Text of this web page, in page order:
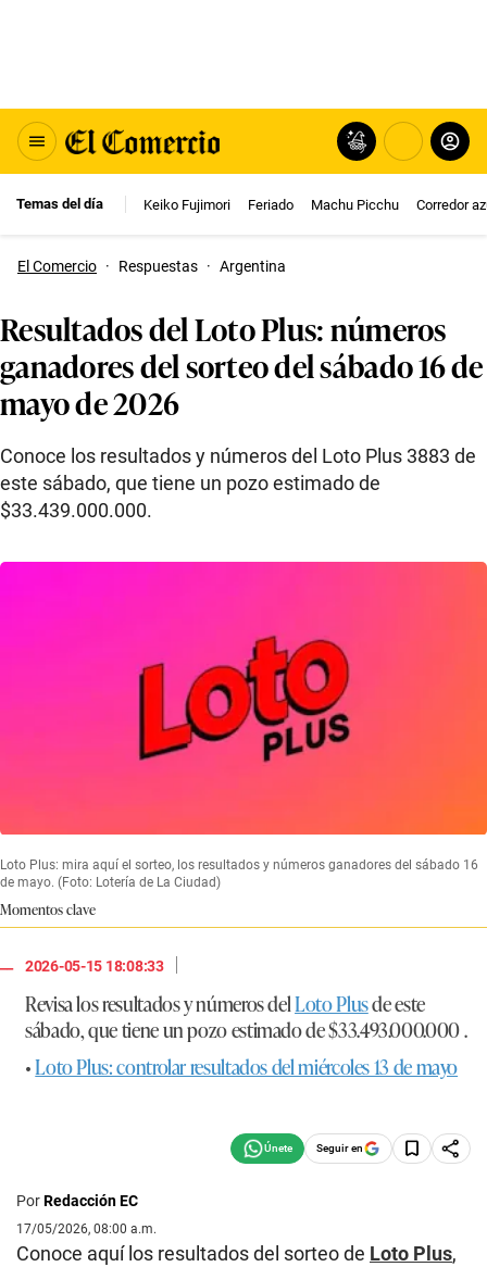
Temas del día Keiko Fujimori Feriado Machu Picchu Corredor
El Comercio · Respuestas · Argentina
Resultados del Loto Plus: números
ganadores del sorteo del sábado 16 de
mayo de 2026
Conoce los resultados y números del Loto Plus 3883 de
este sábado, que tiene un pozo estimado de
$33.439.000.000.
Loto Plus: mira aquí el sorteo, los resultados y números ganadores del sábado 16
de mayo. (Foto: Lotería de La Ciudad)
Momentos clave
2026-05-15 18:08:33
|
Revisa los resultados y números delLoto Plusde este
sábado, que tiene un pozo estimado de $33.493.000.000 .
•Loto Plus: controlar resultados del miércoles 13 de mayo
Seguir en
PorRedacción EC
17/05/2026, 08:00 a.m.
Conoce aquí los resultados del sorteo de Loto Plus,